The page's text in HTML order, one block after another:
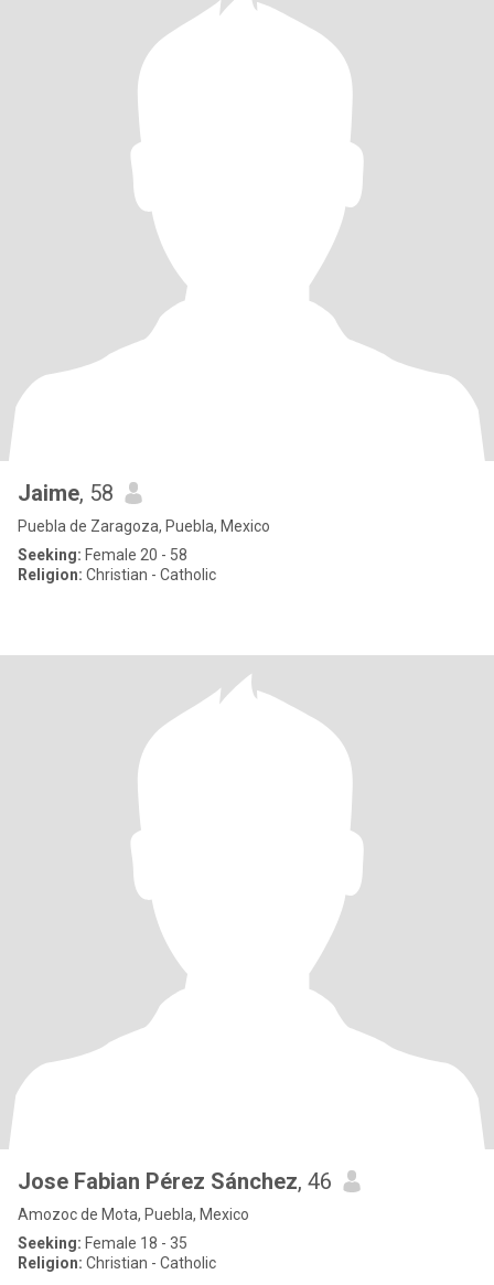
Jaime, 58
Puebla de Zaragoza, Puebla, Mexico
Seeking: Female 20 - 58
Religion: Christian - Catholic
Jose Fabian Pérez Sánchez, 46
Amozoc de Mota, Puebla, Mexico
Seeking: Female 18 - 35
Religion: Christian - Catholic